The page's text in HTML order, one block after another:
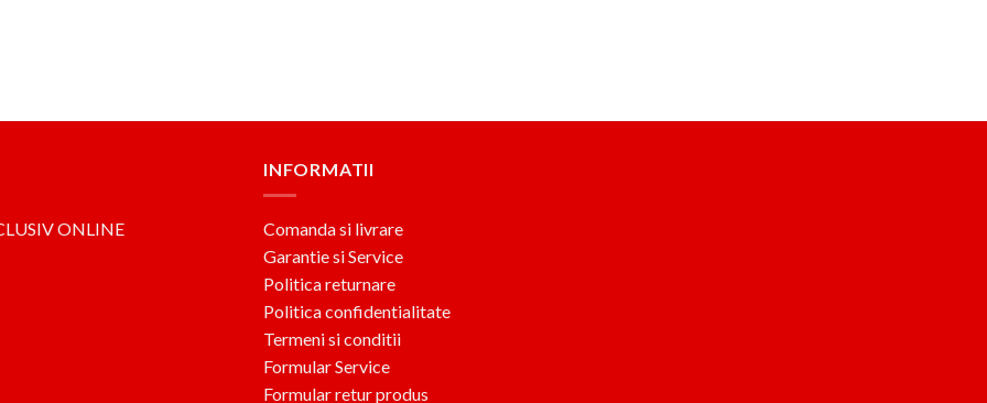
ONLINE
INFORMATII
Comanda si livrare
Garantie si Service
Politica returnare
Politica confidentialitate
Termeni si conditii
Formular Service
Formular retur produs